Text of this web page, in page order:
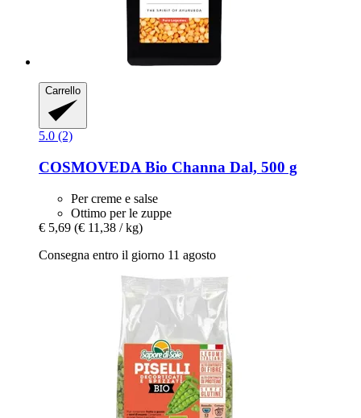
Carrello
5.0 (2)
COSMOVEDA Bio Channa Dal, 500 g
Per creme e salse
Ottimo per le zuppe
€ 5,69 (€ 11,38 / kg)
Consegna entro il giorno 11 agosto